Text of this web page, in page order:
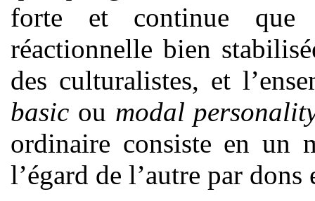
forte et continue que
réactionnelle bien
des culturalistes, et
basic ou modal
ordinaire consiste en un
l’égard de l’autre par